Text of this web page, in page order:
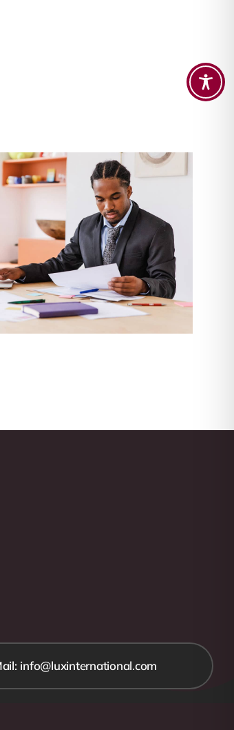
info@luxinternational.com